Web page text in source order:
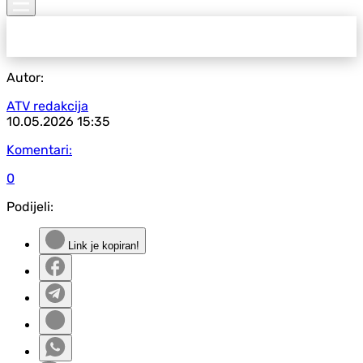
Autor:
ATV redakcija
10.05.2026 15:35
Komentari:
0
Podijeli:
Link je kopiran!